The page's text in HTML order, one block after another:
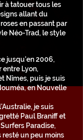
à tatouer tous les
allant du
en passant par
Néo-Trad, le style
jusqu'en 2006,
entre Lyon,
Nîmes, puis je suis
en Nouvelle
je suis
Paul Braniff et
Paradise,
resté un peu moins